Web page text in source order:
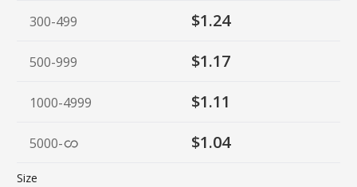
300-499 $1.24
500-999 $1.17
1000-4999 $1.11
5000- $1.04
Size